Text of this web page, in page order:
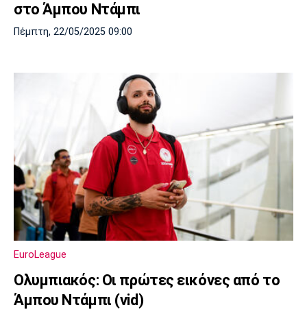
στο Άμπου Ντάμπι
Πέμπτη, 22/05/2025 09:00
EuroLeague
Ολυμπιακός: Οι πρώτες εικόνες από το
Άμπου Ντάμπι (vid)